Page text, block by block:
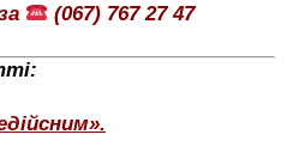
(067) 767 27 47